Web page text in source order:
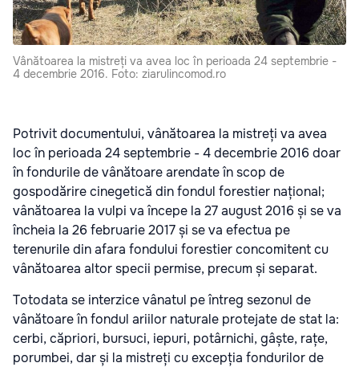
Vânătoarea la mistreți va avea loc în perioada 24 septembrie -
4 decembrie 2016. Foto: ziarulincomod.ro
Potrivit documentului, vânătoarea la mistreți va avea
loc în perioada 24 septembrie - 4 decembrie 2016 doar
în fondurile de vânătoare arendate în scop de
gospodărire cinegetică din fondul forestier național;
vânătoarea la vulpi va începe la 27 august 2016 și se va
încheia la 26 februarie 2017 și se va efectua pe
terenurile din afara fondului forestier concomitent cu
vânătoarea altor specii permise, precum și separat.
Totodata se interzice vânatul pe întreg sezonul de
vânătoare în fondul ariilor naturale protejate de stat la:
cerbi, căpriori, bursuci, iepuri, potârnichi, gâște, rațe,
porumbei, dar și la mistreți cu excepția fondurilor de